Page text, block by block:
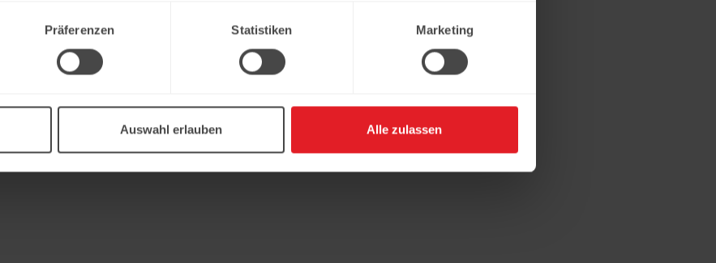
Präferenzen Statistiken Marketing
Auswahl erlauben Alle zulassen